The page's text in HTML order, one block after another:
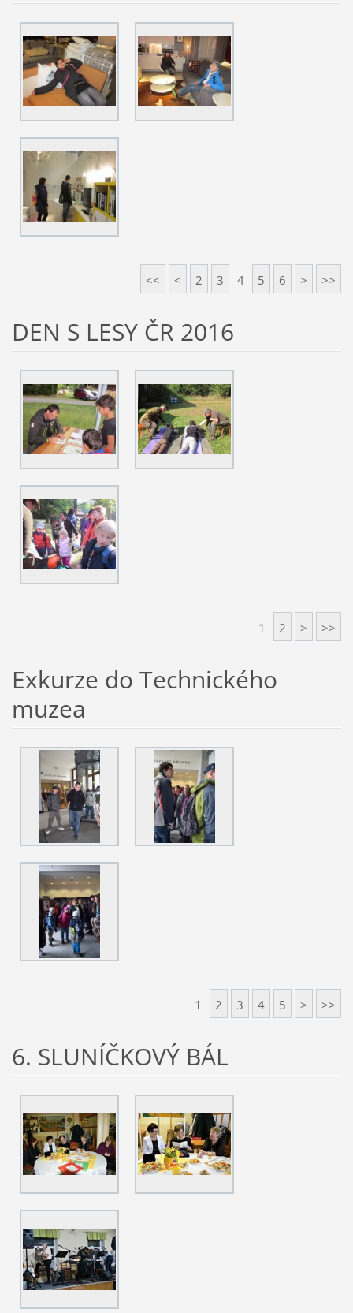
<< < 2 3 4 5 6 > >>
DEN S LESY ČR 2016
1 2 > >>
Exkurze do Technického
muzea
1 2 3 4 5 > >>
6. SLUNÍČKOVÝ BÁL